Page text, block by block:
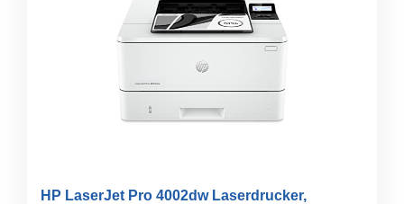
HP LaserJet Pro 4002dw Laserdrucker,